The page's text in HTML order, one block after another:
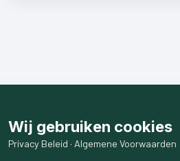
Wij gebruiken cookies
Privacy Beleid · Algemene Voorwaarden